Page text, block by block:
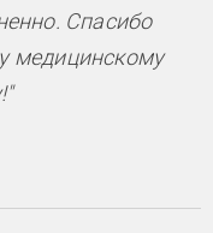
Спасибо
медицинскому